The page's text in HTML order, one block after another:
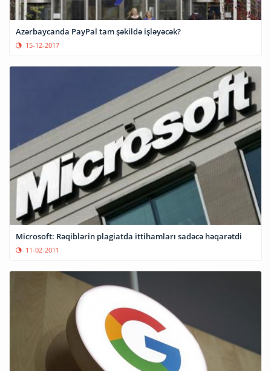
Azərbaycanda PayPal tam şəkildə işləyəcək?
15-12-2017
Microsoft: Rəqiblərin plagiatda ittihamları sadəcə həqarətdi
11-02-2011